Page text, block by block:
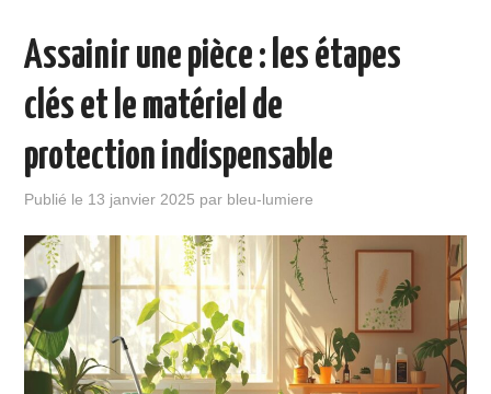
DÉCORATION INTÉRIEURE
IMMO
JARDIN
TRAVAUX
Assainir une pièce : les étapes
clés et le matériel de
protection indispensable
Publié le 13 janvier 2025 par bleu-lumiere